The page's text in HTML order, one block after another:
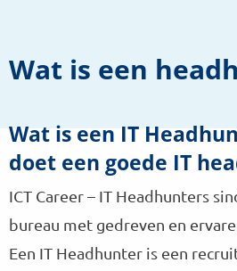
Wat is een
Wat is een IT
doet een goede IT
ICT Career – IT Headhunters
bureau met gedreven en
Een IT Headhunter is een